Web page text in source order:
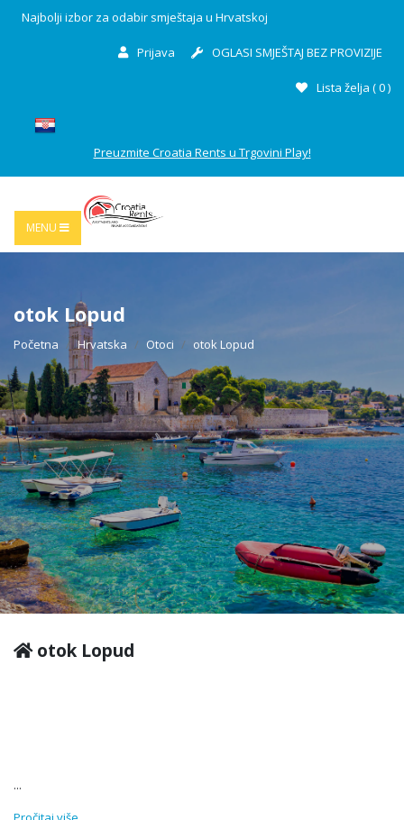
Najbolji izbor za odabir smještaja u Hrvatskoj
Prijava OGLASI SMJEŠTAJ BEZ PROVIZIJE
Lista želja (0)
Preuzmite Croatia Rents u Trgovini Play!
MENU
otok Lopud
Početna Hrvatska Otoci otok Lopud
otok Lopud
...